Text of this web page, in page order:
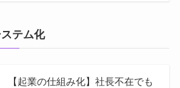
テム化
【起業の仕組み化】社長不在でも